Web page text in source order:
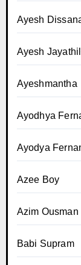
Ayesh
Ayesh
Ayeshmantha
Ayodhya
Ayodya
Azee Boy
Azim Ousman
Babi Supram